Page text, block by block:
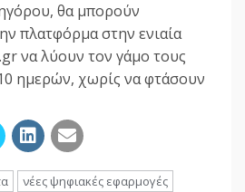
θα μπορούν
πλατφόρμα στην ενιαία
να λύουν τον γάμο τους
ημερών, χωρίς να φτάσουν
νέες ψηφιακές εφαρμογές